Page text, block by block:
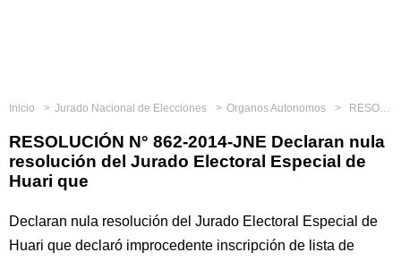
Inicio Jurado Nacional de Elecciones Organos Autonomos RESOLUCIÓN N° 862-2014-JNE Declaran nula resolución del Jurado Electoral Especial de Huari que
RESOLUCIÓN N° 862-2014-JNE Declaran nula
resolución del Jurado Electoral Especial de
Huari que
Declaran nula resolución del Jurado Electoral Especial de
Huari que declaró improcedente inscripción de lista de